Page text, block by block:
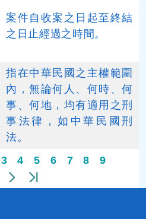
案件自收案之日起至終結
之日止經過之時間。
指在中華民國之主權範圍
內，無論何人、何時、何
事、何地，均有適用之刑
事法律，如中華民國刑
法。
3 4 5 6 7 8
9